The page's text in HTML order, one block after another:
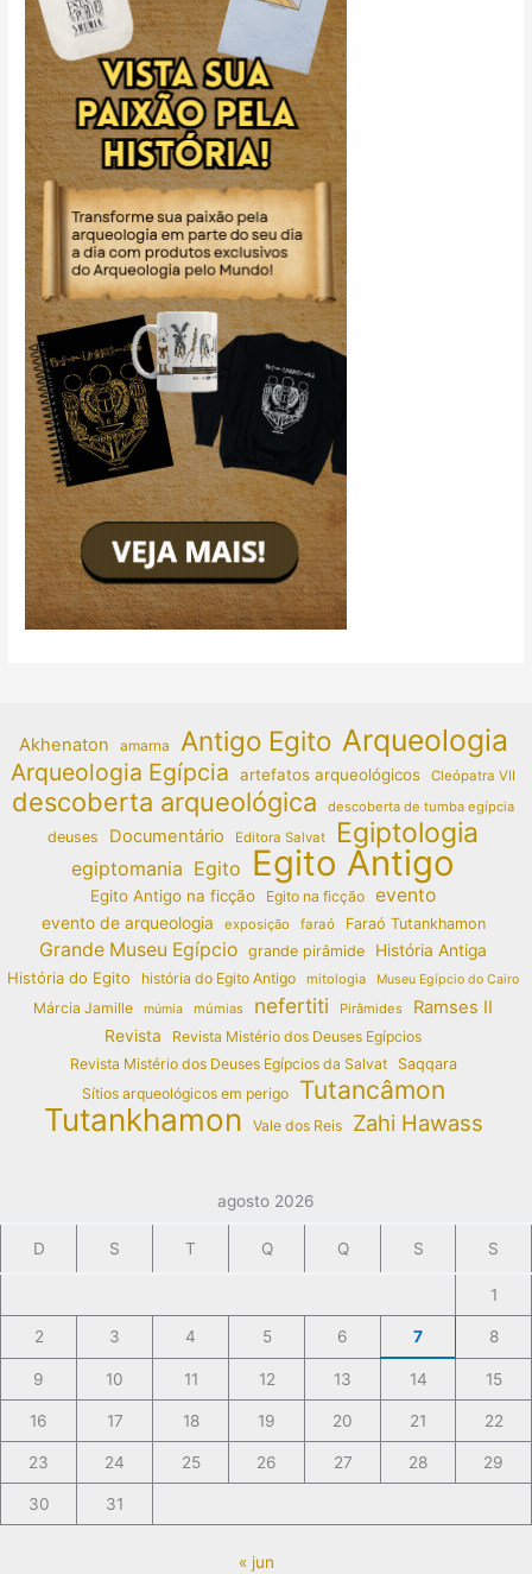
Akhenaton amarna Antigo Egito Arqueologia
Arqueologia Egípcia artefatos arqueológicos Cleópatra VII
descoberta arqueológica descoberta de tumba egípcia
deuses Documentário Editora Salvat Egiptologia
egiptomania Egito Egito Antigo
Egito Antigo na ficção Egito na ficção evento
evento de arqueologia exposição faraó Faraó Tutankhamon
Grande Museu Egípcio grande pirâmide
História Antiga
História do Egito
história do Egito Antigo mitologia Museu Egípcio do Cairo
Márcia Jamille múmia múmias nefertiti Pirâmides Ramses II
Revista
Revista Mistério dos Deuses Egípcios
Revista Mistério dos Deuses Egípcios da Salvat
Saqqara
Sítios arqueológicos em perigo
Tutancâmon
Tutankhamon Vale dos Reis Zahi Hawass
agosto 2026
D S T Q Q S S
1
2 3 4 5 6 7 8
9 10 11 12 13 14 15
16 17 18 19 20 21 22
23 24 25 26 27 28 29
30 31
« jun